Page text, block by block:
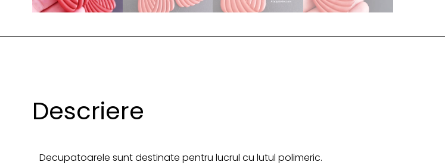
Descriere
Decupatoarele sunt destinate pentru lucrul cu lutul polimeric.